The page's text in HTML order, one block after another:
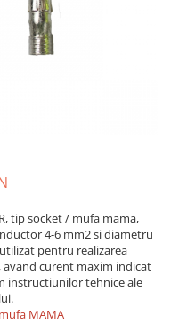
tip socket / mufa mama,
4-6 mm2 si diametru
pentru realizarea
curent maxim indicat
instructiunilor tehnice ale
MAMA